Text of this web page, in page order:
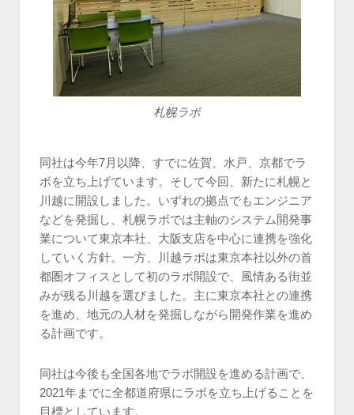
札幌ラボ
同社は今年7月以降、すでに佐賀、水戸、京都でラ
ボを立ち上げています。そして今回、新たに札幌と
川越に開設しました。いずれの拠点でもエンジニア
などを発掘し、札幌ラボでは主軸のシステム開発事
業について東京本社、大阪支店を中心に連携を強化
していく方針。一方、川越ラボは東京本社以外の首
都圏オフィスとして初のラボ開設で、風情ある街並
みが残る川越を選びました。主に東京本社との連携
を進め、地元の人材を発掘しながら開発作業を進め
る計画です。
同社は今後も全国各地でラボ開設を進める計画で、
2021年までに全都道府県にラボを立ち上げることを
目標としています。